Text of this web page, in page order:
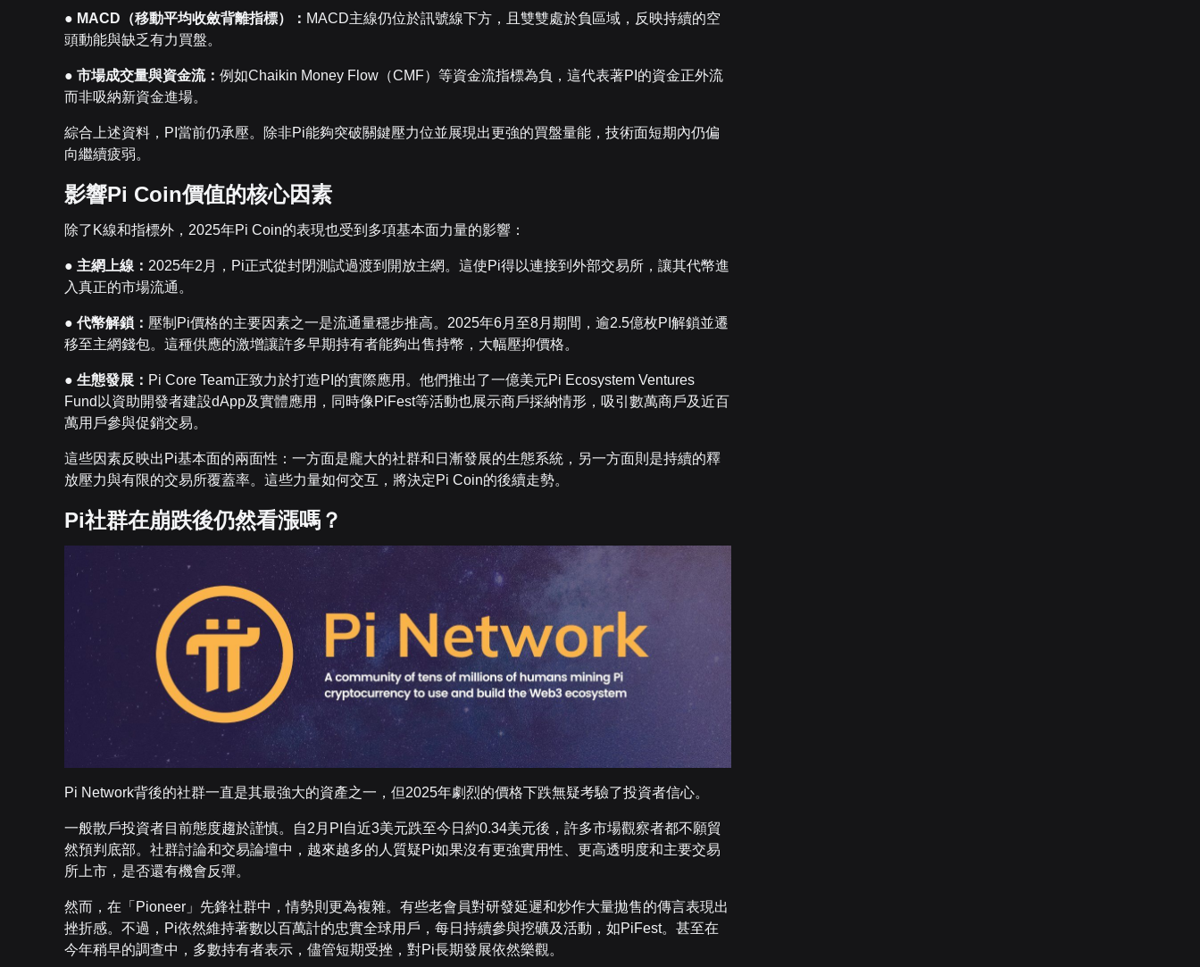
● MACD（移動平均收斂背離指標）： MACD主線仍位於訊號線下方，且雙雙處於負區域，反映持續的空
頭動能與缺乏有力買盤。
● 市場成交量與資金流： 例如Chaikin Money Flow（CMF）等資金流指標為負，這代表著PI的資金正外流
而非吸納新資金進場。
綜合上述資料，PI當前仍承壓。除非Pi能夠突破關鍵壓力位並展現出更強的買盤量能，技術面短期內仍偏
向繼續疲弱。
影響Pi Coin價值的核心因素
除了K線和指標外，2025年Pi Coin的表現也受到多項基本面力量的影響：
● 主網上線： 2025年2月，Pi正式從封閉測試過渡到開放主網。這使Pi得以連接到外部交易所，讓其代幣進
入真正的市場流通。
● 代幣解鎖： 壓制Pi價格的主要因素之一是流通量穩步推高。2025年6月至8月期間，逾2.5億枚PI解鎖並遷
移至主網錢包。這種供應的激增讓許多早期持有者能夠出售持幣，大幅壓抑價格。
● 生態發展： Pi Core Team正致力於打造PI的實際應用。他們推出了一億美元Pi Ecosystem Ventures
Fund以資助開發者建設dApp及實體應用，同時像PiFest等活動也展示商戶採納情形，吸引數萬商戶及近百
萬用戶參與促銷交易。
這些因素反映出Pi基本面的兩面性：一方面是龐大的社群和日漸發展的生態系統，另一方面則是持續的釋
放壓力與有限的交易所覆蓋率。這些力量如何交互，將決定Pi Coin的後續走勢。
Pi社群在崩跌後仍然看漲嗎？
Pi Network背後的社群一直是其最強大的資產之一，但2025年劇烈的價格下跌無疑考驗了投資者信心。
一般散戶投資者目前態度趨於謹慎。自2月PI自近3美元跌至今日約0.34美元後，許多市場觀察者都不願貿
然預判底部。社群討論和交易論壇中，越來越多的人質疑Pi如果沒有更強實用性、更高透明度和主要交易
所上市，是否還有機會反彈。
然而，在「Pioneer」先鋒社群中，情勢則更為複雜。有些老會員對研發延遲和炒作大量拋售的傳言表現出
挫折感。不過，Pi依然維持著數以百萬計的忠實全球用戶，每日持續參與挖礦及活動，如PiFest。甚至在
今年稍早的調查中，多數持有者表示，儘管短期受挫，對Pi長期發展依然樂觀。